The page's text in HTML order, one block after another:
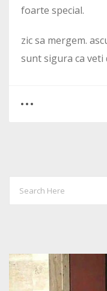
foarte special.
zic sa mergem.
sunt sigura ca